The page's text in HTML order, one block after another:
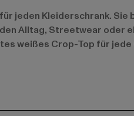
jeden Kleiderschrank.
Alltag, Streetwear
weißes Crop-Top für